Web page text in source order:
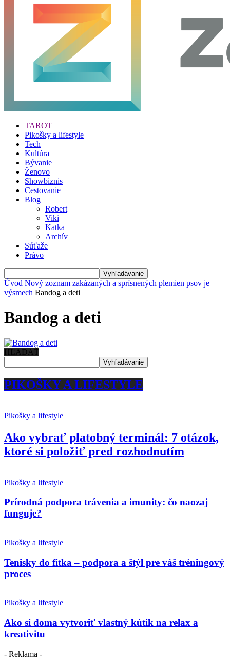
TAROT
Pikošky a lifestyle
Tech
Kultúra
Bývanie
Ženovo
Showbiznis
Cestovanie
Blog
Robert
Viki
Katka
Archív
Súťaže
Právo
Úvod Nový zoznam zakázaných a sprísnených plemien psov je
výsmech Bandog a deti
Bandog a deti
HĽADAŤ
PIKOŠKY A LIFESTYLE
Pikošky a lifestyle
Ako vybrať platobný terminál: 7 otázok,
ktoré si položiť pred rozhodnutím
Pikošky a lifestyle
Prírodná podpora trávenia a imunity: čo naozaj
funguje?
Pikošky a lifestyle
Tenisky do fitka – podpora a štýl pre váš tréningový
proces
Pikošky a lifestyle
Ako si doma vytvoriť vlastný kútik na relax a
kreativitu
- Reklama -